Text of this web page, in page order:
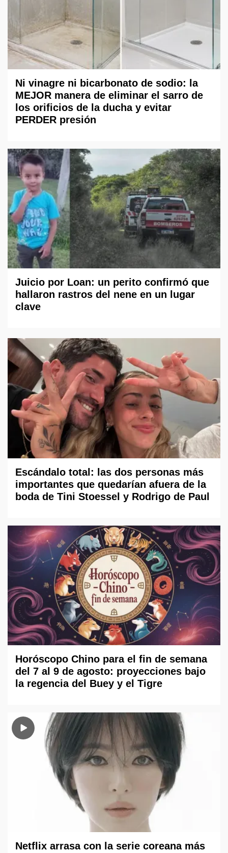
Ni vinagre ni bicarbonato de sodio: la
MEJOR manera de eliminar el sarro de
los orificios de la ducha y evitar
PERDER presión
Juicio por Loan: un perito confirmó que
hallaron rastros del nene en un lugar
clave
Escándalo total: las dos personas más
importantes que quedarían afuera de la
boda de Tini Stoessel y Rodrigo de Paul
Horóscopo Chino para el fin de semana
del 7 al 9 de agosto: proyecciones bajo
la regencia del Buey y el Tigre
Netflix arrasa con la serie coreana más